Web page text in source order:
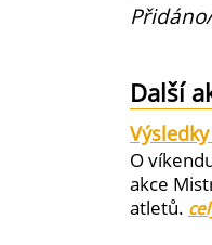
Další
O
akce
atletů.